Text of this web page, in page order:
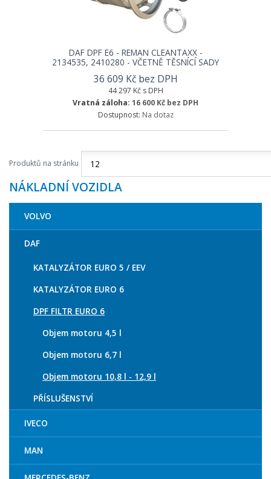
DAF DPF E6 - REMAN CLEANTAXX -
2134535, 2410280 - VČETNĚ TĚSNÍCÍ SADY
36 609 Kč bez DPH
44 297 Kč s DPH
Vratná záloha: 16 600 Kč bez DPH
Dostupnost: Na dotaz
Produktů na stránku
NÁKLADNÍ VOZIDLA
VOLVO
DAF
KATALYZÁTOR EURO 5 / EEV
KATALYZÁTOR EURO 6
DPF FILTR EURO 6
Objem motoru 4,5 l
Objem motoru 6,7 l
Objem motoru 10,8 l - 12,9 l
PŘÍSLUŠENSTVÍ
IVECO
MAN